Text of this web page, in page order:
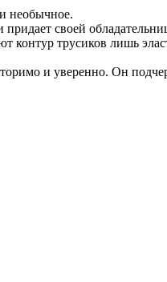
необычное.
своей
трусиков лишь
и уверенно. Он